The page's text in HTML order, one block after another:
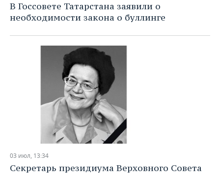
В Госсовете Татарстана заявили о
необходимости закона о буллинге
03 июл, 13:34
Секретарь президиума Верховного Совета